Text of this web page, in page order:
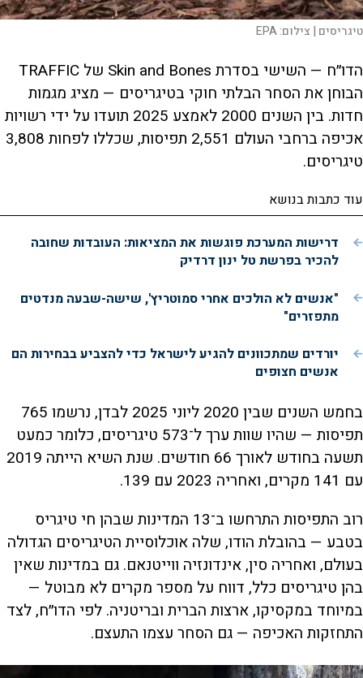
טיגריסים | צילום:EPA
הדו״ח — השישי בסדרת Skin and Bones של TRAFFIC
הבוחן את הסחר הבלתי חוקי בטיגריסים — מציג מגמות
חדות. בין השנים 2000 לאמצע 2025 תועדו על ידי רשויות
אכיפה ברחבי העולם 2,551 תפיסות, שכללו לפחות 3,808
טיגריסים.
עוד כתבות בנושא
דרישות המערכת פוגשות את המציאות: העובדות שחובה
להכיר בפרשת טל ינון דרדיק
"אנשים לא הולכים אחרי סמוטריץ', שישה-שבעה מנדטים
מתפזרים"
יורדים שמתכוונים להגיע לישראל כדי להצביע בבחירות הם
אנשים חצופים
בחמש השנים שבין 2020 ליוני 2025 לבדן, נרשמו 765
תפיסות — שהיו שוות ערך ל־573 טיגריסים, כלומר כמעט
תשעה בחודש לאורך 66 חודשים. שנת השיא הייתה 2019
עם 141 מקרים, ואחריה 2023 עם 139.
רוב התפיסות התרחשו ב־13 המדינות שבהן חי טיגריס
בטבע — בהובלת הודו, שלה אוכלוסיית הטיגריסים הגדולה
בעולם, ואחריה סין, אינדונזיה ווייטנאם. גם במדינות שאין
בהן טיגריסים כלל, דווח על מספר מקרים לא מבוטל —
במיוחד במקסיקו, ארצות הברית ובריטניה. לפי הדו״ח, לצד
התחזקות האכיפה — גם הסחר עצמו התעצם.